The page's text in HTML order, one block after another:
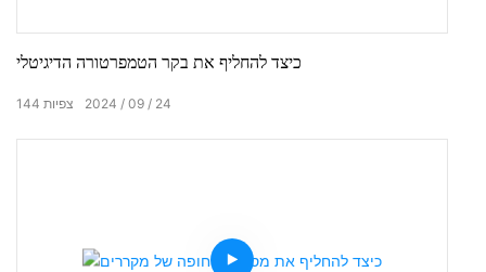
כיצד להחליף את בקר הטמפרטורה הדיגיטלי
2024 09 24
144 צפיות